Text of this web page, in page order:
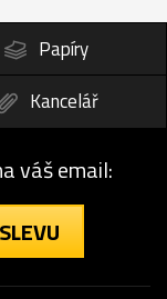
Papíry
Kancelář
váš email: